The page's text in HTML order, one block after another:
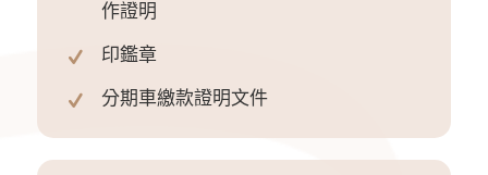
作證明
印鑑章
分期車繳款證明文件